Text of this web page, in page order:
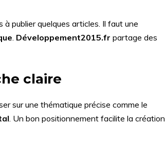
publier quelques articles. Il faut une
. Développement2015.fr partage des
claire
sur une thématique précise comme le
. Un bon positionnement facilite la création